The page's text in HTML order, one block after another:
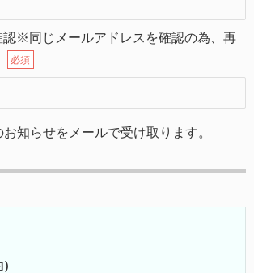
認※同じメールアドレスを確認の為、再
必須
知らせをメールで受け取ります。